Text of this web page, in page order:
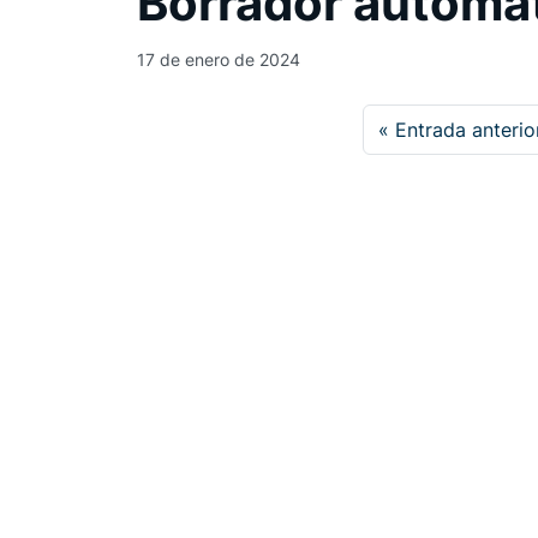
17 de enero de 2024
Entrada